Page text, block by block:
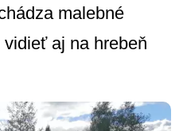
malebné
aj na hrebeň